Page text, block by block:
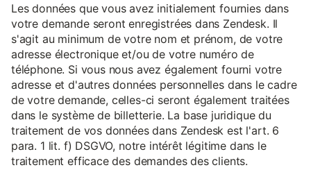
Les données que vous avez initialement fournies dans
votre demande seront enregistrées dans Zendesk. Il
s'agit au minimum de votre nom et prénom, de votre
adresse électronique et/ou de votre numéro de
téléphone. Si vous nous avez également fourni votre
adresse et d'autres données personnelles dans le cadre
de votre demande, celles-ci seront également traitées
dans le système de billetterie. La base juridique du
traitement de vos données dans Zendesk est l'art. 6
para. 1 lit. f) DSGVO, notre intérêt légitime dans le
traitement efficace des demandes des clients.